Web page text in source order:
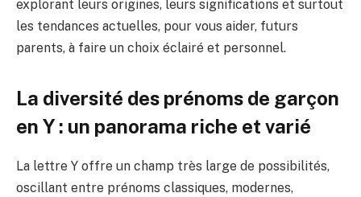
explorant leurs origines, leurs significations et surtout
les tendances actuelles, pour vous aider, futurs
parents, à faire un choix éclairé et personnel.
La diversité des prénoms de garçon
en Y : un panorama riche et varié
La lettre Y offre un champ très large de possibilités,
oscillant entre prénoms classiques, modernes,